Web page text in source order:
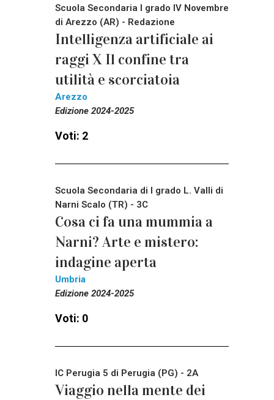
Scuola Secondaria I grado IV Novembre
di Arezzo (AR) - Redazione
Intelligenza artificiale ai
raggi X Il confine tra
utilità e scorciatoia
Arezzo
Edizione 2024-2025
Voti: 2
Scuola Secondaria di I grado L. Valli di
Narni Scalo (TR) - 3C
Cosa ci fa una mummia a
Narni? Arte e mistero:
indagine aperta
Umbria
Edizione 2024-2025
Voti: 0
IC Perugia 5 di Perugia (PG) - 2A
Viaggio nella mente dei